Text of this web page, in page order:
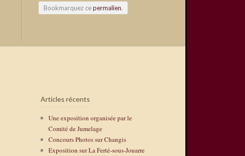
Bookmarquez cepermalien.
Articles récents
Une exposition organisée par le
Comité de Jumelage
Concours Photos sur Changis
Exposition sur La Ferté-sous-Jouarre